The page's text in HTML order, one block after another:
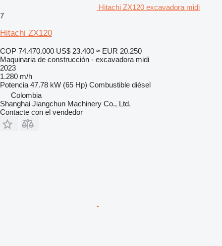
Hitachi ZX120 excavadora midi
7
Hitachi ZX120
COP 74.470.000 US$ 23.400 ≈ EUR 20.250
Maquinaria de construcción - excavadora midi
2023
1.280 m/h
Potencia 47.78 kW (65 Hp) Combustible diésel
Colombia
Shanghai Jiangchun Machinery Co., Ltd.
Contacte con el vendedor